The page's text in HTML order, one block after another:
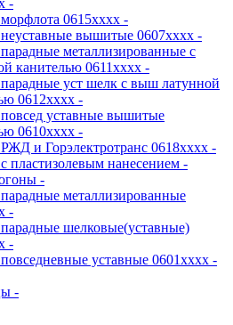
-
0615хххх -
вышитые 0607хххх -
металлизированные с
канителью 0611хххх -
уст шелк с выш латунной
0612хххх -
уставные вышитые
0610хххх -
и Горэлектротранс 0618хххх -
пластизолевым нанесением -
-
металлизированные
-
шелковые(уставные)
-
уставные 0601хххх -
-